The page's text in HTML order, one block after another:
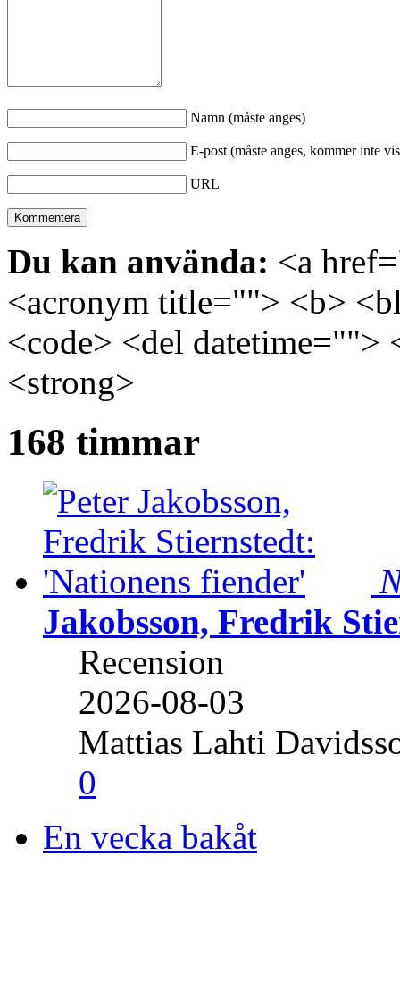
Namn (måste anges)
E-post (måste anges, kommer inte
URL
Du kan använda: <a
<acronym title=""> <b>
<code> <del
<strong>
168 timmar
Jakobsson, Fredrik
Recension
2026-08-03
Mattias Lahti
0
En vecka bakåt